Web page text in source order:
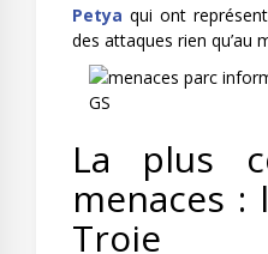
Petya qui ont
des attaques rien qu’au
La plus
menaces :
Troie